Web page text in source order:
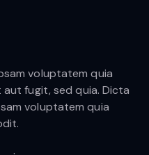
voluptatem quia
fugit, sed quia. Dicta
voluptatem quia